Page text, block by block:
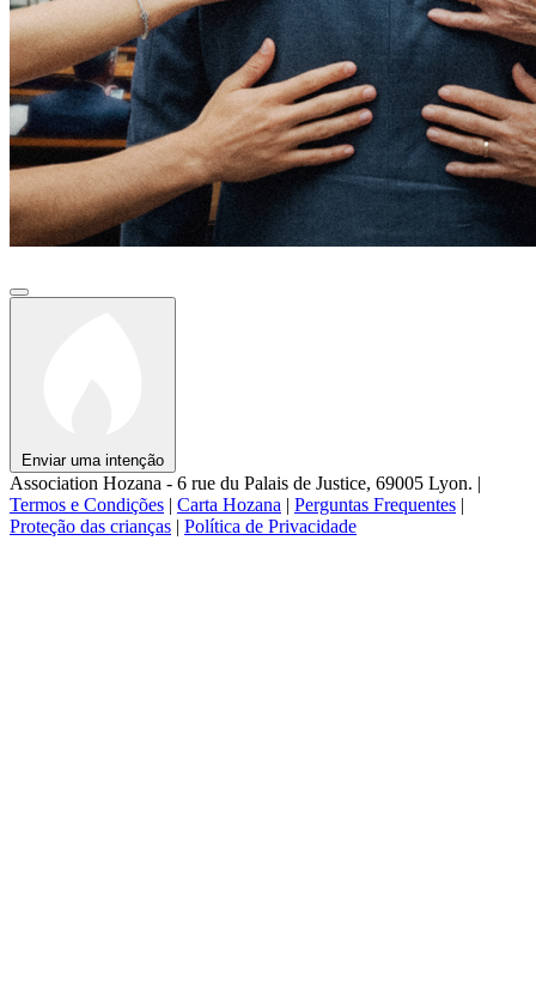
Enviar uma intenção
Association Hozana - 6 rue du Palais de Justice, 69005 Lyon. |
Termos e Condições | Carta Hozana | Perguntas Frequentes |
Proteção das crianças | Política de Privacidade